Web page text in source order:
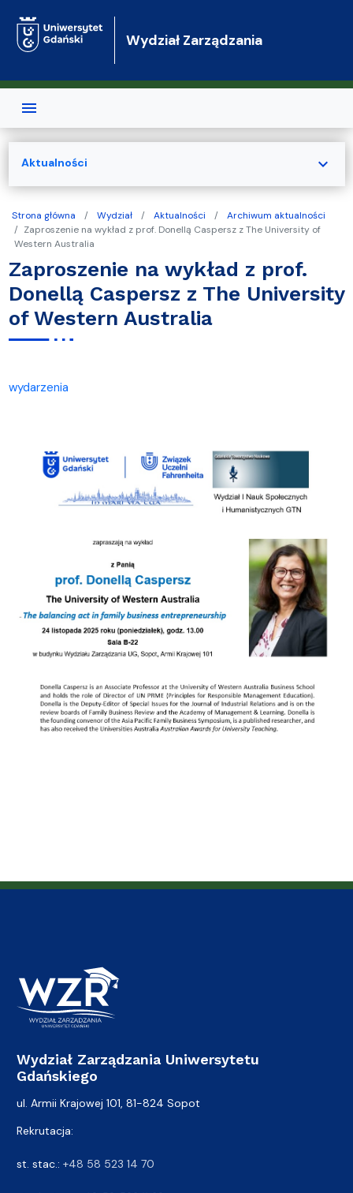
Wydział Zarządzania
Strona główna Wydział Aktualności
Archiwum aktualności
Zaproszenie na wykład z prof. Donellą Caspersz z The University of
Western Australia
Zaproszenie na wykład z prof.
Donellą Caspersz z The University
of Western Australia
wydarzenia
Aktualności expand_more
Wydział Zarządzania Uniwersytetu
Gdańskiego
ul. Armii Krajowej 101, 81-824 Sopot
Rekrutacja:
st. stac.: +48 58 523 14 70